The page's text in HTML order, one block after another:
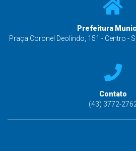
Prefeitura
Praça Coronel Deolindo, 151 - Centro -
Contato
(43) 3772-